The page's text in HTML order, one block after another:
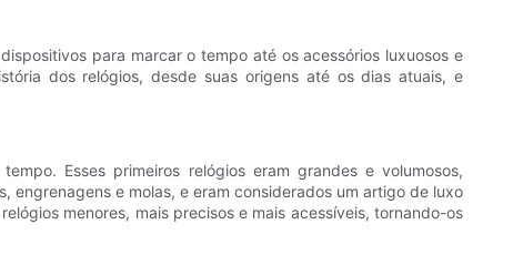
para marcar o tempo até os acessórios luxuosos e
dos relógios, desde suas origens até os dias atuais, e
Esses primeiros relógios eram grandes e volumosos,
engrenagens e molas, e eram considerados um artigo de luxo
menores, mais precisos e mais acessíveis, tornando-os